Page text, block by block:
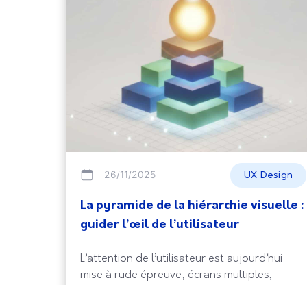
26/11/2025 UX Design
La pyramide de la hiérarchie visuelle :
guider l’œil de l’utilisateur
L’attention de l’utilisateur est aujourd’hui
mise à rude épreuve; écrans multiples,